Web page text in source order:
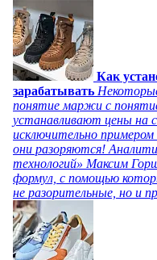
Как
зарабатывать
понятие маржи с
устанавливают цены на
исключительно
они разоряются!
технологий» Максим
формул, с помощью
не разорительные, но и